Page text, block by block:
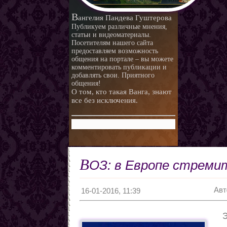
любви.
Любовная ворожба народов
мира
Магия и красота
Приворотные зелья
Как приготовить
Сексуальные напитки
Законы кармы
Знаки кармы
Молитвы
партнера
по знаку Зодиака.
Романтические приметы
Виды Гадания и правила
Хиромантия
О действии приворота
Любовные привороты
Вангелия Пандева Гуштерова
Публикуем различные мнения,
статьи и видеоматериалы.
Посетителям нашего сайта
предоставляем возможность
общения на портале – вы можете
комментировать публикации и
добавлять свои. Приятного
общения!
О том, кто такая Ванга, знают
все без исключения.
ВОЗ: в Европе
16-01-2016, 11:39